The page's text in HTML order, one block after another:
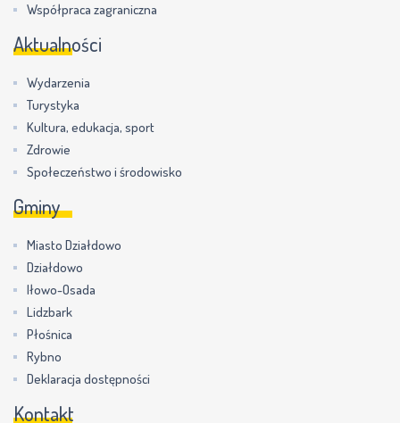
Współpraca zagraniczna
Aktualności
Wydarzenia
Turystyka
Kultura, edukacja, sport
Zdrowie
Społeczeństwo i środowisko
Gminy
Miasto Działdowo
Działdowo
Iłowo-Osada
Lidzbark
Płośnica
Rybno
Deklaracja dostępności
Kontakt